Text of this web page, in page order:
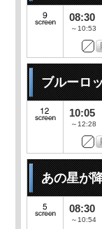
08:30
～10:53
ブルーロ
10:05
～12:28
あの星が
08:30
～10:54